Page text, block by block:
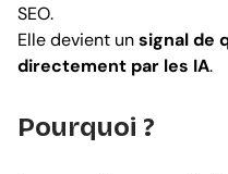
SEO.
Elle devient unsignal de
directement par les IA.
Pourquoi ?